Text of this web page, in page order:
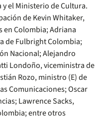
el Ministerio de Cultura.
de Kevin Whitaker,
en Colombia; Adriana
de Fulbright Colombia;
Nacional; Alejandro
Londoño, viceministra de
Rozo, ministro (E) de
Comunicaciones; Oscar
Lawrence Sacks,
entre otros